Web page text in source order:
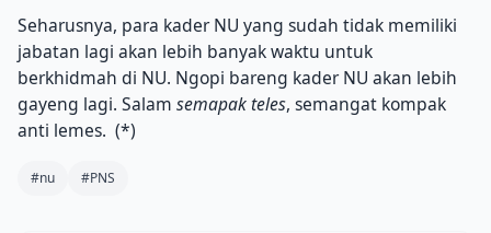
Seharusnya, para kader NU yang sudah tidak memiliki
jabatan lagi akan lebih banyak waktu untuk
berkhidmah di NU. Ngopi bareng kader NU akan lebih
gayeng lagi. Salam semapak teles, semangat kompak
anti lemes. (*)
#nu #PNS